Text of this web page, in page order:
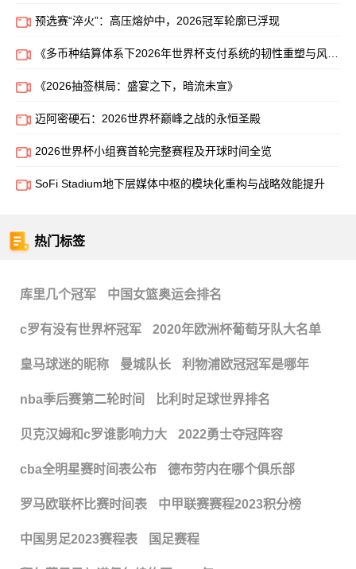
预选赛“淬火”：高压熔炉中，2026冠军轮廓已浮现
《多币种结算体系下2026年世界杯支付系统的韧性重塑与风险对冲架构》
《2026抽签棋局：盛宴之下，暗流未宣》
迈阿密硬石：2026世界杯巅峰之战的永恒圣殿
2026世界杯小组赛首轮完整赛程及开球时间全览
SoFi Stadium地下层媒体中枢的模块化重构与战略效能提升
热门标签
库里几个冠军 中国女篮奥运会排名
c罗有没有世界杯冠军 2020年欧洲杯葡萄牙队大名单
皇马球迷的昵称 曼城队长 利物浦欧冠冠军是哪年
nba季后赛第二轮时间 比利时足球世界排名
贝克汉姆和c罗谁影响力大 2022勇士夺冠阵容
cba全明星赛时间表公布 德布劳内在哪个俱乐部
罗马欧联杯比赛时间表 中甲联赛赛程2023积分榜
中国男足2023赛程表 国足赛程